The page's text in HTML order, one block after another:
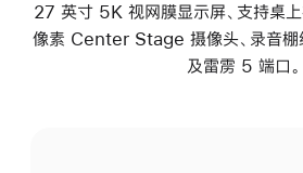
27 英寸 5K 视网膜显示屏、支持桌
像素 Center Stage 摄像头、录音棚
及雷雳 5 端口。